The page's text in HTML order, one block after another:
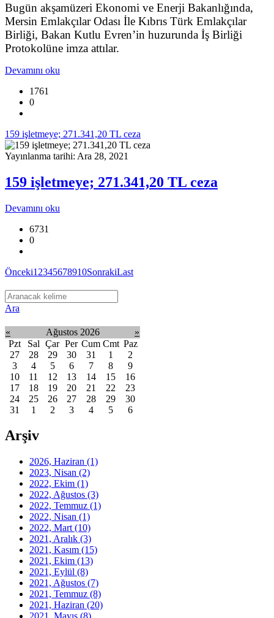
Bugün akşamüzeri Ekonomi ve Enerji Bakanlığında,
Mersin Emlakçılar Odası İle Kıbrıs Türk Emlakçılar
Birliği, Bakan Kutlu Evren’in huzurunda İş Birliği
Protokolüne imza attılar.
Devamını oku
1761
0
159 işletmeye; 271.341,20 TL ceza
Yayınlanma tarihi: Ara 28, 2021
159 işletmeye; 271.341,20 TL ceza
Devamını oku
6731
0
Önceki1 2345678910SonrakiLast
Ara
« Ağustos 2026
»
Pzt
Sal Çar Per Cum Cmt Paz
27
28 29 30 31 1
2
3
4 5 6 7 8
9
10
11 12 13 14 15
16
17
18 19 20 21 22
23
24
25 26 27 28 29
30
31
1 2 3 4 5 6
Arşiv
2026, Haziran (1)
2023, Nisan (2)
2022, Ekim (1)
2022, Ağustos (3)
2022, Temmuz (1)
2022, Nisan (1)
2022, Mart (10)
2021, Aralık (3)
2021, Kasım (15)
2021, Ekim (13)
2021, Eylül (8)
2021, Ağustos (7)
2021, Temmuz (8)
2021, Haziran (20)